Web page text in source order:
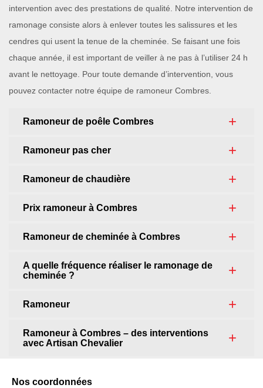
intervention avec des prestations de qualité. Notre intervention de
ramonage consiste alors à enlever toutes les salissures et les
cendres qui usent la tenue de la cheminée. Se faisant une fois
chaque année, il est important de veiller à ne pas à l’utiliser 24 h
avant le nettoyage. Pour toute demande d’intervention, vous
pouvez contacter notre équipe de ramoneur Combres.
Ramoneur de poêle Combres
Ramoneur pas cher
Ramoneur de chaudière
Prix ramoneur à Combres
Ramoneur de cheminée à Combres
A quelle fréquence réaliser le ramonage de
cheminée ?
Ramoneur
Ramoneur à Combres – des interventions
avec Artisan Chevalier
Nos coordonnées